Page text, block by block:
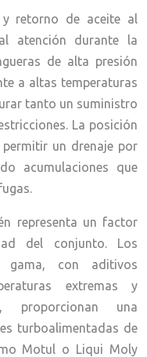
retorno de aceite al
atención durante la
de alta presión
a altas temperaturas
tanto un suministro
La posición
un drenaje por
acumulaciones que
representa un factor
del conjunto. Los
gama, con aditivos
extremas y
proporcionan una
turboalimentadas de
Motul o Liqui Moly